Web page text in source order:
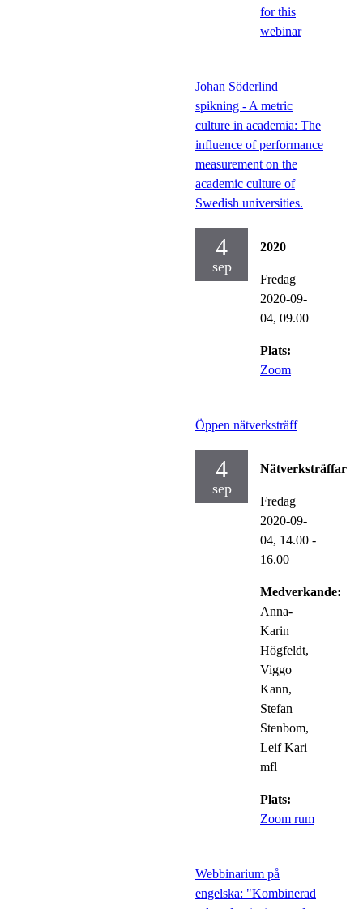
for this
webinar
Johan Söderlind
spikning - A metric
culture in academia: The
influence of performance
measurement on the
academic culture of
Swedish universities.
4
sep
2020
Fredag
2020-09-
04, 09.00
Plats:
Zoom
Öppen nätverksträff
4
sep
Nätverksträffar
Fredag
2020-09-
04, 14.00 -
16.00
Medverkande:
Anna-
Karin
Högfeldt,
Viggo
Kann,
Stefan
Stenbom,
Leif Kari
mfl
Plats:
Zoom rum
Webbinarium på
engelska: "Kombinerad